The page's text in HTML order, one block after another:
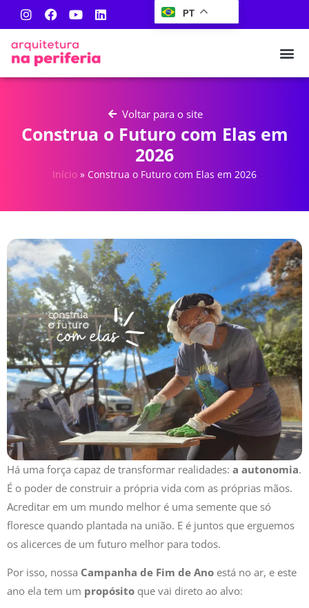
PT
Voltar para o site
Construa o Futuro com Elas em
2026
Início » Construa o Futuro com Elas em 2026
Há uma força capaz de transformar realidades: a autonomia.
É o poder de construir a própria vida com as próprias mãos.
Acreditar em um mundo melhor é uma semente que só
floresce quando plantada na união. E é juntos que erguemos
os alicerces de um futuro melhor para todos.
Por isso, nossa Campanha de Fim de Ano está no ar, e este
ano ela tem um propósito que vai direto ao alvo: